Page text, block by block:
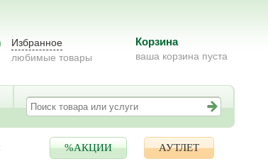
Избранное
любимые товары
Корзина
ваша корзина пуста
%АКЦИИ АУТЛЕТ